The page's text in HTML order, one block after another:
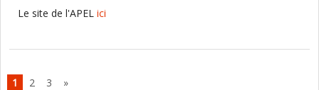
Le site de l'APEL ici
1 2 3 »